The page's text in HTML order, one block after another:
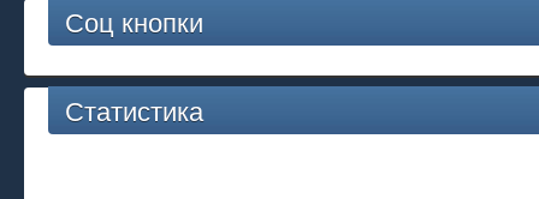
Соц кнопки
Статистика